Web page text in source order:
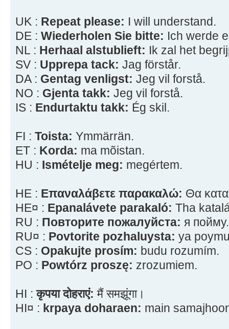
UK : Repeat please: I will understand.
DE : Wiederholen Sie bitte: Ich werde
NL : Herhaal alstublieft: Ik zal het
SV : Upprepa tack: Jag förstår.
DA : Gentag venligst: Jeg vil forstå.
NO : Gjenta takk: Jeg vil forstå.
IS : Endurtaktu takk: Ég skil.
FI : Toista: Ymmärrän.
ET : Korda: ma mõistan.
HU : Ismételje meg: megértem.
HE : Επαναλάβετε παρακαλώ: Θα
HE¤ : Epanalávete parakaló: Tha
RU : Повторите пожалуйста: я пойму.
RU¤ : Povtorite pozhaluysta: ya
CS : Opakujte prosím: budu rozumím.
PO : Powtórz proszę: zrozumiem.
HI : कृपया दोहराएं: मैं समझूंगा।
HI¤ : krpaya doharaen: main